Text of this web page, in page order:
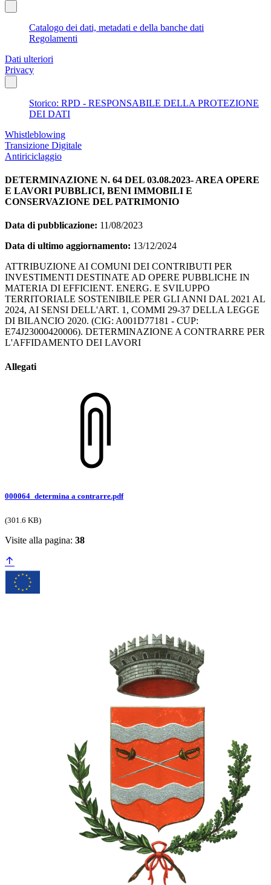
Catalogo dei dati, metadati e della banche dati
Regolamenti
Dati ulteriori
Privacy
Storico: RPD - RESPONSABILE DELLA PROTEZIONE
DEI DATI
Whistleblowing
Transizione Digitale
Antiriciclaggio
DETERMINAZIONE N. 64 DEL 03.08.2023- AREA OPERE
E LAVORI PUBBLICI, BENI IMMOBILI E
CONSERVAZIONE DEL PATRIMONIO
Data di pubblicazione: 11/08/2023
Data di ultimo aggiornamento: 13/12/2024
ATTRIBUZIONE AI COMUNI DEI CONTRIBUTI PER
INVESTIMENTI DESTINATE AD OPERE PUBBLICHE IN
MATERIA DI EFFICIENT. ENERG. E SVILUPPO
TERRITORIALE SOSTENIBILE PER GLI ANNI DAL 2021 AL
2024, AI SENSI DELL'ART. 1, COMMI 29-37 DELLA LEGGE
DI BILANCIO 2020. (CIG: A001D77181 - CUP:
E74J23000420006). DETERMINAZIONE A CONTRARRE PER
L'AFFIDAMENTO DEI LAVORI
Allegati
000064_determina a contrarre.pdf
(301.6 KB)
Visite alla pagina: 38